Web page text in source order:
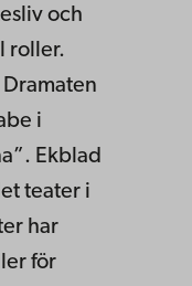
och
roller.
i
Ekblad
teater i
har
för